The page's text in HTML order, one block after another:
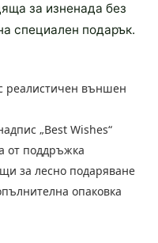
за изненада без
специален подарък.
реалистичен външен
„Best Wishes“
от поддръжка
за лесно подаряване
опаковка